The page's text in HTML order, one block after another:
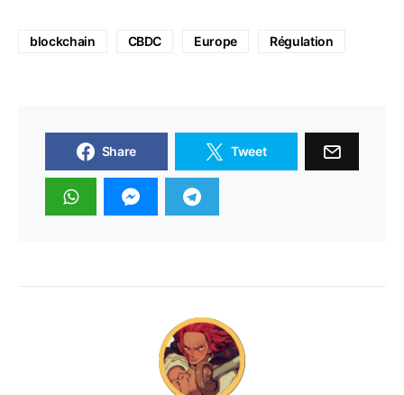
blockchain CBDC Europe Régulation
Share Tweet